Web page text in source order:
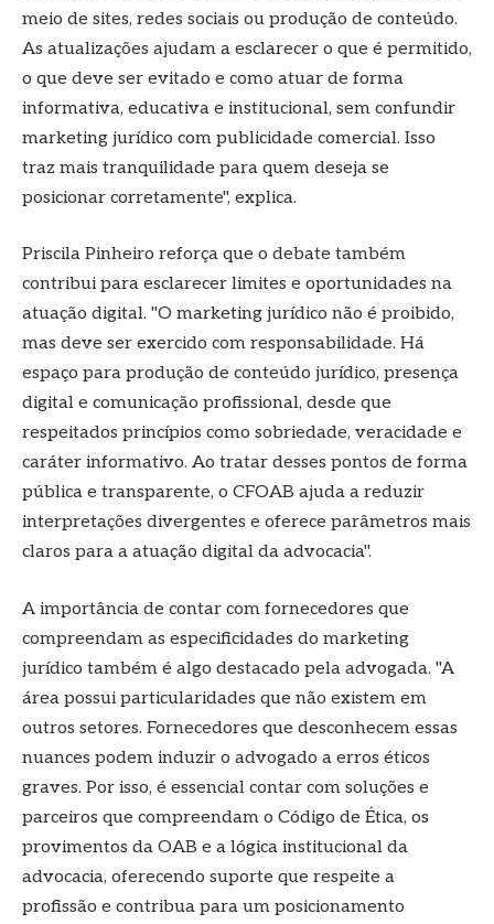
meio de sites, redes sociais ou produção de conteúdo.
As atualizações ajudam a esclarecer o que é permitido,
o que deve ser evitado e como atuar de forma
informativa, educativa e institucional, sem confundir
marketing jurídico com publicidade comercial. Isso
traz mais tranquilidade para quem deseja se
posicionar corretamente", explica.
Priscila Pinheiro reforça que o debate também
contribui para esclarecer limites e oportunidades na
atuação digital. "O marketing jurídico não é proibido,
mas deve ser exercido com responsabilidade. Há
espaço para produção de conteúdo jurídico, presença
digital e comunicação profissional, desde que
respeitados princípios como sobriedade, veracidade e
caráter informativo. Ao tratar desses pontos de forma
pública e transparente, o CFOAB ajuda a reduzir
interpretações divergentes e oferece parâmetros mais
claros para a atuação digital da advocacia".
A importância de contar com fornecedores que
compreendam as especificidades do marketing
jurídico também é algo destacado pela advogada. "A
área possui particularidades que não existem em
outros setores. Fornecedores que desconhecem essas
nuances podem induzir o advogado a erros éticos
graves. Por isso, é essencial contar com soluções e
parceiros que compreendam o Código de Ética, os
provimentos da OAB e a lógica institucional da
advocacia, oferecendo suporte que respeite a
profissão e contribua para um posicionamento